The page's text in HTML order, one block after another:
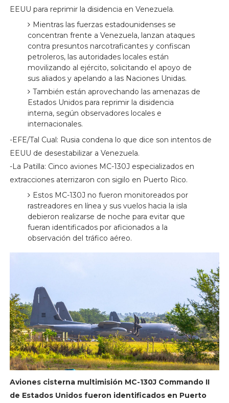
EEUU para reprimir la disidencia en Venezuela.
Mientras las fuerzas estadounidenses se
concentran frente a Venezuela, lanzan ataques
contra presuntos narcotraficantes y confiscan
petroleros, las autoridades locales están
movilizando al ejército, solicitando el apoyo de
sus aliados y apelando a las Naciones Unidas.
También están aprovechando las amenazas de
Estados Unidos para reprimir la disidencia
interna, según observadores locales e
internacionales.
-EFE/Tal Cual: Rusia condena lo que dice son intentos de
EEUU de desestabilizar a Venezuela.
-La Patilla: Cinco aviones MC-130J especializados en
extracciones aterrizaron con sigilo en Puerto Rico.
Estos MC-130J no fueron monitoreados por
rastreadores en línea y sus vuelos hacia la isla
debieron realizarse de noche para evitar que
fueran identificados por aficionados a la
observación del tráfico aéreo.
Aviones cisterna multimisión MC-130J Commando II
de Estados Unidos fueron identificados en Puerto